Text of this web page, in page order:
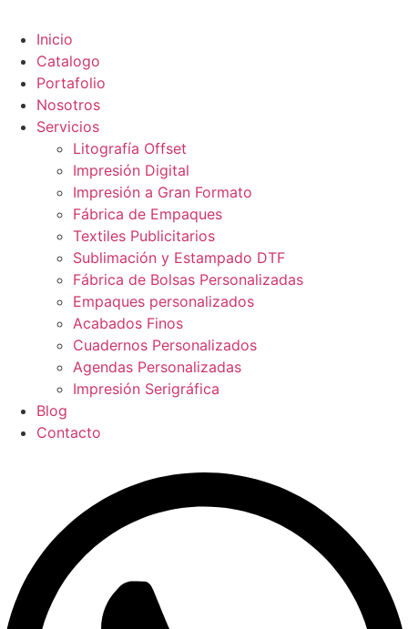
Inicio
Catalogo
Portafolio
Nosotros
Servicios
Litografía Offset
Impresión Digital
Impresión a Gran Formato
Fábrica de Empaques
Textiles Publicitarios
Sublimación y Estampado DTF​
Fábrica de Bolsas Personalizadas
Empaques personalizados
Acabados Finos
Cuadernos Personalizados
Agendas Personalizadas
Impresión Serigráfica
Blog
Contacto